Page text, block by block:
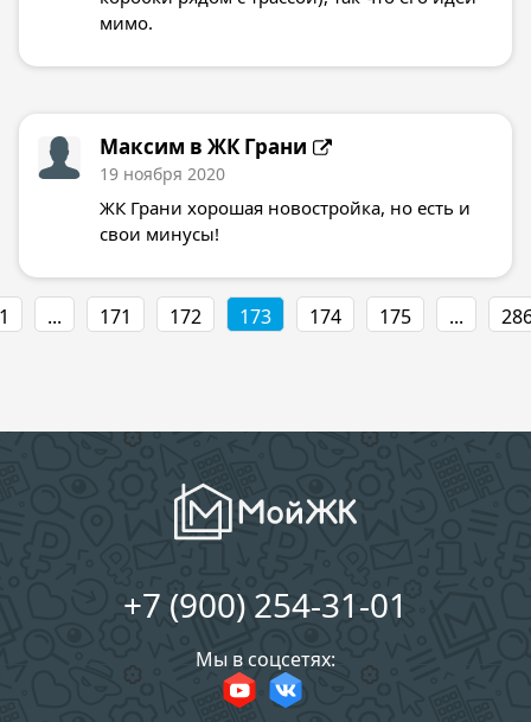
мимо.
Максим в ЖК Грани
19 ноября 2020
ЖК Грани хорошая новостройка, но есть и
свои минусы!
... 171 172 173 174 175 ...
+7 (900) 254-31-01
Мы в соцсетях: